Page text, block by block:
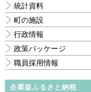
統計資料
町の施設
行政情報
政策パッケージ
職員採用情報
企業版ふるさと納税